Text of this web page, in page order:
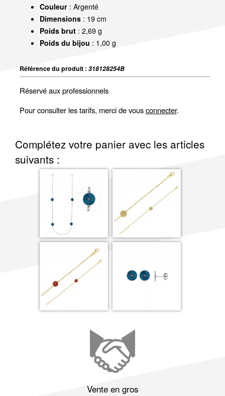
Couleur: Argenté
Dimensions: 19 cm
Poids brut: 2,69 g
Poids du bijou : 1,00 g
Référence du produit : 318128254B
Réservé aux professionnels
Pour consulter les tarifs, merci de vousconnecter.
Complétez votre panier avec les articles
suivants :
Vente en gros